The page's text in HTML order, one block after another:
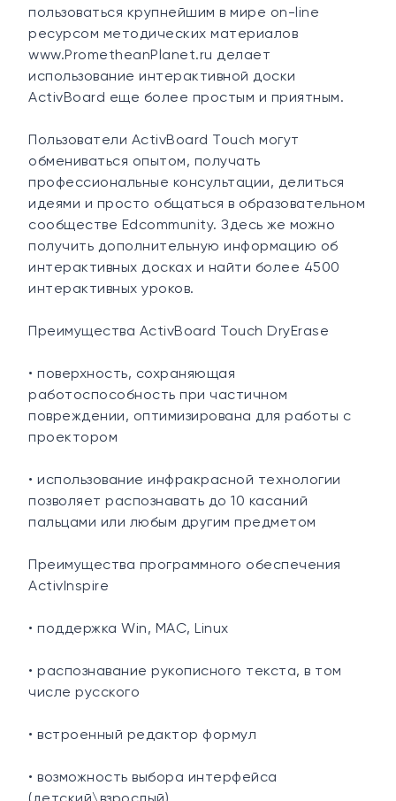
пользоваться крупнейшим в мире on-line
ресурсом методических материалов
www.PrometheanPlanet.ru делает
использование интерактивной доски
ActivBoard еще более простым и приятным.
Пользователи ActivBoard Touch могут
обмениваться опытом, получать
профессиональные консультации, делиться
идеями и просто общаться в образовательном
сообществе Edcommunity. Здесь же можно
получить дополнительную информацию об
интерактивных досках и найти более 4500
интерактивных уроков.
Преимущества ActivBoard Touch DryErase
• поверхность, сохраняющая
работоспособность при частичном
повреждении, оптимизирована для работы с
проектором
• использование инфракрасной технологии
позволяет распознавать до 10 касаний
пальцами или любым другим предметом
Преимущества программного обеспечения
ActivInspire
• поддержка Win, MAC, Linux
• распознавание рукописного текста, в том
числе русского
• встроенный редактор формул
• возможность выбора интерфейса